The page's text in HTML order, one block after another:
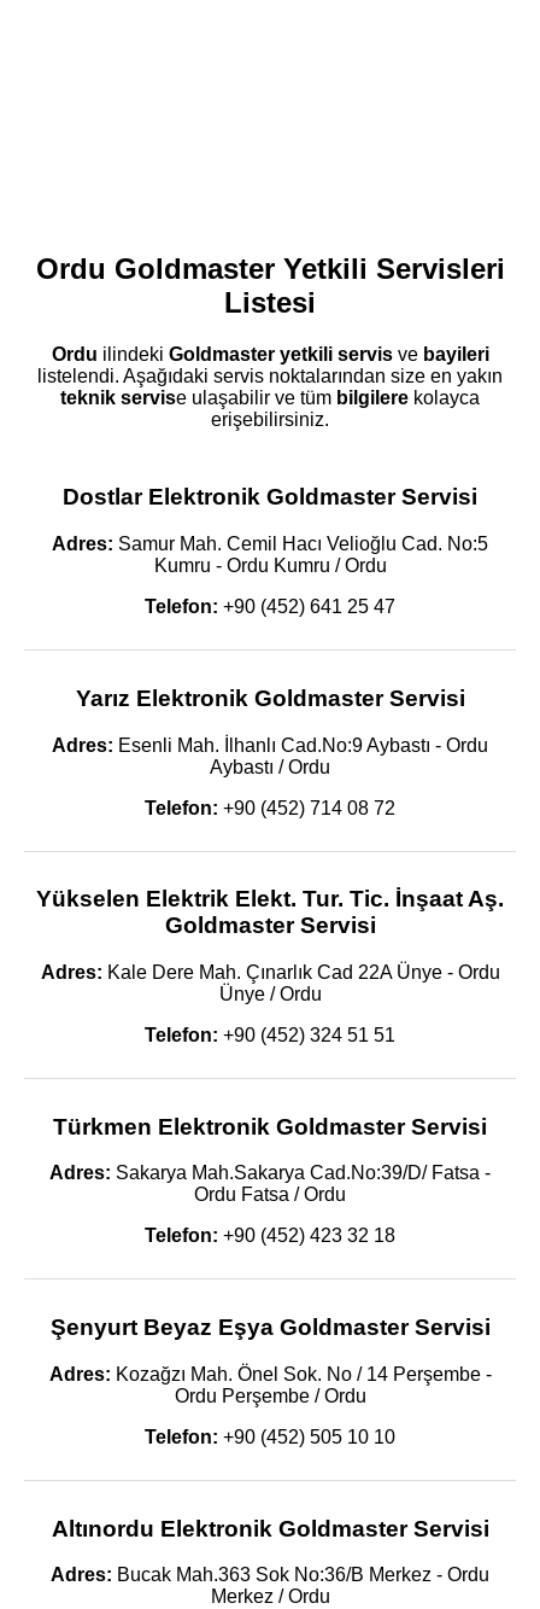
Ordu Goldmaster Yetkili Servisleri
Listesi
Ordu ilindeki Goldmaster yetkili servisve bayileri
listelendi. Aşağıdaki servis noktalarından size en yakın
teknik servise ulaşabilir ve tüm bilgilere kolayca
erişebilirsiniz.
Dostlar Elektronik Goldmaster Servisi
Adres: Samur Mah. Cemil Hacı Velioğlu Cad. No:5
Kumru - Ordu Kumru / Ordu
Telefon: +90 (452) 641 25 47
Yarız Elektronik Goldmaster Servisi
Adres: Esenli Mah. İlhanlı Cad.No:9 Aybastı - Ordu
Aybastı / Ordu
Telefon: +90 (452) 714 08 72
Yükselen Elektrik Elekt. Tur. Tic. İnşaat Aş.
Goldmaster Servisi
Adres: Kale Dere Mah. Çınarlık Cad 22A Ünye - Ordu
Ünye / Ordu
Telefon: +90 (452) 324 51 51
Türkmen Elektronik Goldmaster Servisi
Adres: Sakarya Mah.Sakarya Cad.No:39/D/ Fatsa -
Ordu Fatsa / Ordu
Telefon: +90 (452) 423 32 18
Şenyurt Beyaz Eşya Goldmaster Servisi
Adres: Kozağzı Mah. Önel Sok. No / 14 Perşembe -
Ordu Perşembe / Ordu
Telefon: +90 (452) 505 10 10
Altınordu Elektronik Goldmaster Servisi
Adres: Bucak Mah.363 Sok No:36/B Merkez - Ordu
Merkez / Ordu